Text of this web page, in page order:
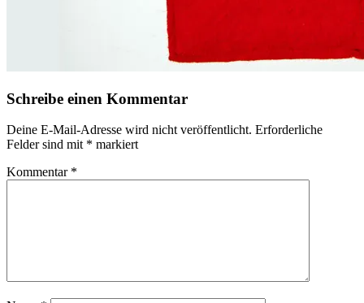
Schreibe einen Kommentar
Deine E-Mail-Adresse wird nicht veröffentlicht. Erforderliche
Felder sind mit * markiert
Kommentar *